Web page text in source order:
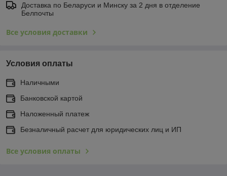
Доставка по Беларуси и Минску за 2 дня в отделение
Белпочты
Все условия доставки
Условия оплаты
Наличными
Банковской картой
Наложенный платеж
Безналичный расчет для юридических лиц и ИП
Все условия оплаты